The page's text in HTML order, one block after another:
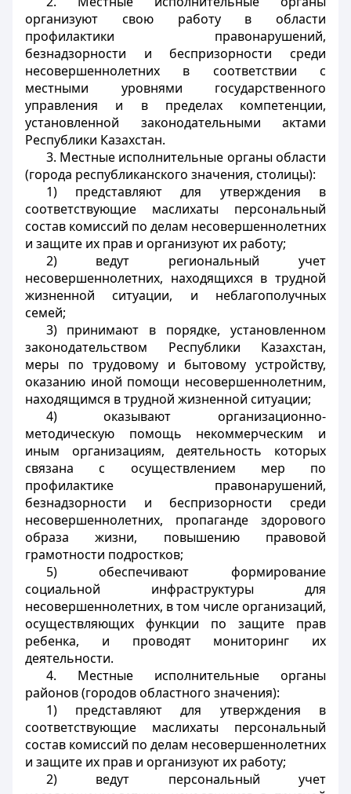
организуют свою работу в области
профилактики правонарушений,
безнадзорности и беспризорности среди
несовершеннолетних в соответствии с
местными уровнями государственного
управления и в пределах компетенции,
установленной законодательными актами
Республики Казахстан.
3. Местные исполнительные органы области
(города республиканского значения, столицы):
1) представляют для утверждения в
соответствующие маслихаты персональный
состав комиссий по делам несовершеннолетних
и защите их прав и организуют их работу;
2) ведут региональный учет
несовершеннолетних, находящихся в трудной
жизненной ситуации, и неблагополучных
семей;
3) принимают в порядке, установленном
законодательством Республики Казахстан,
меры по трудовому и бытовому устройству,
оказанию иной помощи несовершеннолетним,
находящимся в трудной жизненной ситуации;
4) оказывают организационно-
методическую помощь некоммерческим и
иным организациям, деятельность которых
связана с осуществлением мер по
профилактике правонарушений,
безнадзорности и беспризорности среди
несовершеннолетних, пропаганде здорового
образа жизни, повышению правовой
грамотности подростков;
5) обеспечивают формирование
социальной инфраструктуры для
несовершеннолетних, в том числе организаций,
осуществляющих функции по защите прав
ребенка, и проводят мониторинг их
деятельности.
4. Местные исполнительные органы
районов (городов областного значения):
1) представляют для утверждения в
соответствующие маслихаты персональный
состав комиссий по делам несовершеннолетних
и защите их прав и организуют их работу;
2) ведут персональный учет